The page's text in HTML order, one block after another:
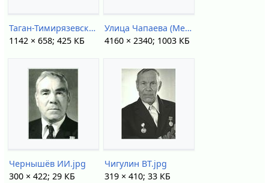
Таган-Тимирязевские болота.jpg
1142 × 658; 425 КБ
Улица Чапаева (Мельниково).jpg
4160 × 2340; 1003 КБ
Чернышёв ИИ.jpg
300 × 422; 29 КБ
Чигулин ВТ.jpg
319 × 410; 33 КБ